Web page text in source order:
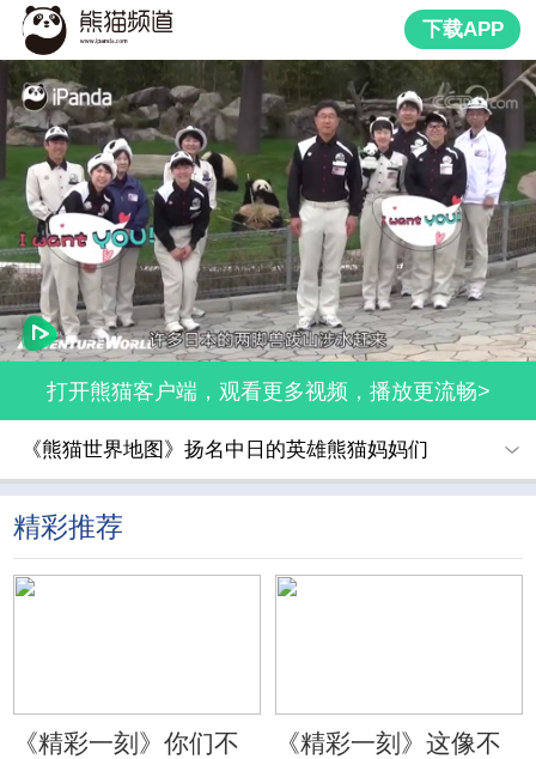
下载APP
打开熊猫客户端，观看更多视频，播放更流畅>
《熊猫世界地图》扬名中日的英雄熊猫妈妈们
精彩推荐
《精彩一刻》你们不
《精彩一刻》这像不